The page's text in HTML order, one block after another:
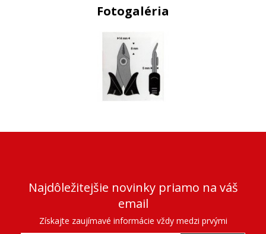
Fotogaléria
Najdôležitejšie novinky priamo na váš
email
Získajte zaujímavé informácie vždy medzi prvými